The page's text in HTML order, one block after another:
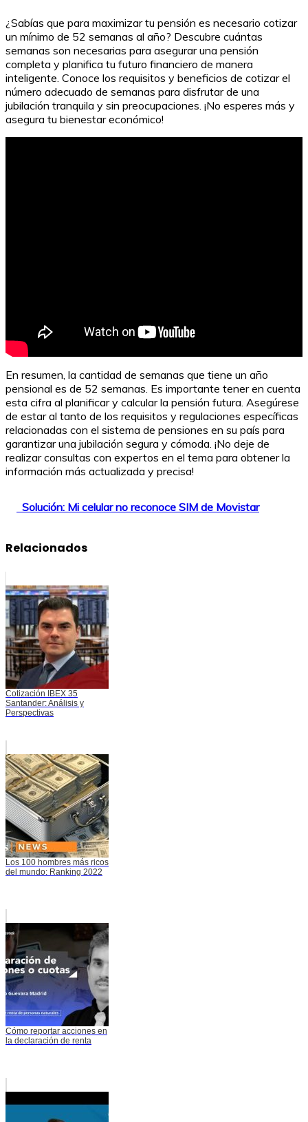
¿Sabías que para maximizar tu pensión es necesario cotizar
un mínimo de 52 semanas al año? Descubre cuántas
semanas son necesarias para asegurar una pensión
completa y planifica tu futuro financiero de manera
inteligente. Conoce los requisitos y beneficios de cotizar el
número adecuado de semanas para disfrutar de una
jubilación tranquila y sin preocupaciones. ¡No esperes más y
asegura tu bienestar económico!
En resumen, la cantidad de semanas que tiene un año
pensional es de 52 semanas. Es importante tener en cuenta
esta cifra al planificar y calcular la pensión futura. Asegúrese
de estar al tanto de los requisitos y regulaciones específicas
relacionadas con el sistema de pensiones en su país para
garantizar una jubilación segura y cómoda. ¡No deje de
realizar consultas con expertos en el tema para obtener la
información más actualizada y precisa!
Solución: Mi celular no reconoce SIM de Movistar
Relacionados
Cotización IBEX 35
Santander: Análisis y
Perspectivas
Los 100 hombres más ricos
del mundo: Ranking 2022
Cómo reportar acciones en
la declaración de renta